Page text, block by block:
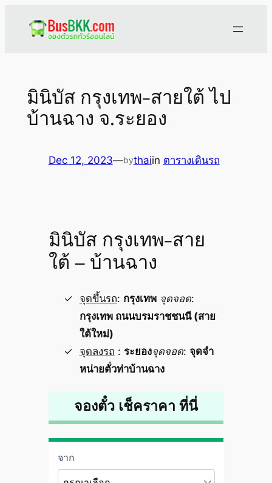
มินิบัส กรุงเทพ-สายใต้ ไป
บ้านฉาง จ.ระยอง
Dec 12, 2023—bythaiin ตารางเดินรถ
มินิบัส กรุงเทพ-สาย
ใต้ – บ้านฉาง
จุดขึ้นรถ: กรุงเทพ จุดจอด:
กรุงเทพ ถนนบรมราชชนนี (สาย
ใต้ใหม่)
จุดลงรถ : ระยองจุดจอด: จุดจำ
หน่ายตั่วท่าบ้านฉาง
จองตั๋ว เช็คราคา ที่นี่